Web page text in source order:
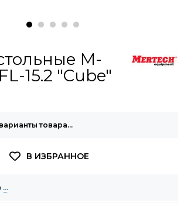
M-
15.2 "Cube"
товара…
…